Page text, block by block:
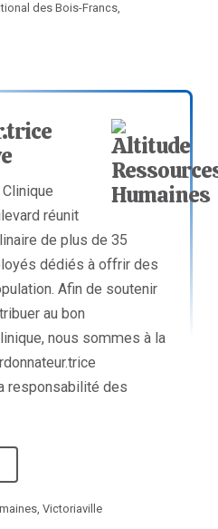
des Bois-Francs,
réunit
de plus de 35
dédiés à offrir des
Afin de soutenir
au bon
nous sommes à la
responsabilité des
Victoriaville